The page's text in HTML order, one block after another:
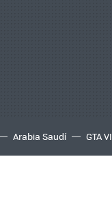
Arabia Saudí GTA VI